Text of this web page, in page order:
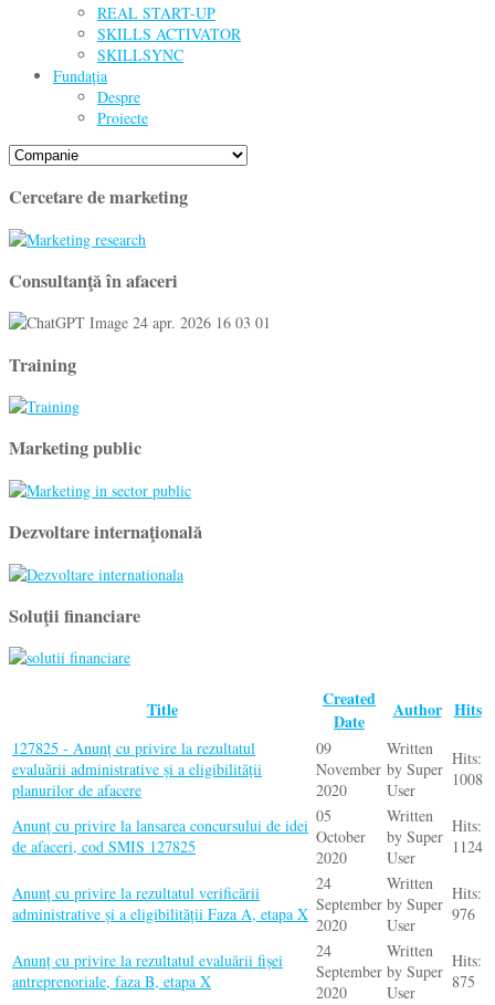
REAL START-UP
SKILLS ACTIVATOR
SKILLSYNC
Fundația
Despre
Proiecte
Cercetare de marketing
Consultanţă în afaceri
Training
Marketing public
Dezvoltare internaţională
Soluţii financiare
Title
Created
Date
Author Hits
127825 - Anunț cu privire la rezultatul
evaluării administrative și a eligibilității
planurilor de afacere
09
November
2020
Written
by Super
User
Hits:
1008
Anunț cu privire la lansarea concursului de idei
de afaceri, cod SMIS 127825
05
October
2020
Written
by Super
User
Hits:
1124
Anunț cu privire la rezultatul verificării
administrative și a eligibilității Faza A, etapa X
24
September
2020
Written
by Super
User
Hits:
976
Anunț cu privire la rezultatul evaluării fișei
antreprenoriale, faza B, etapa X
24
September
2020
Written
by Super
User
Hits:
875